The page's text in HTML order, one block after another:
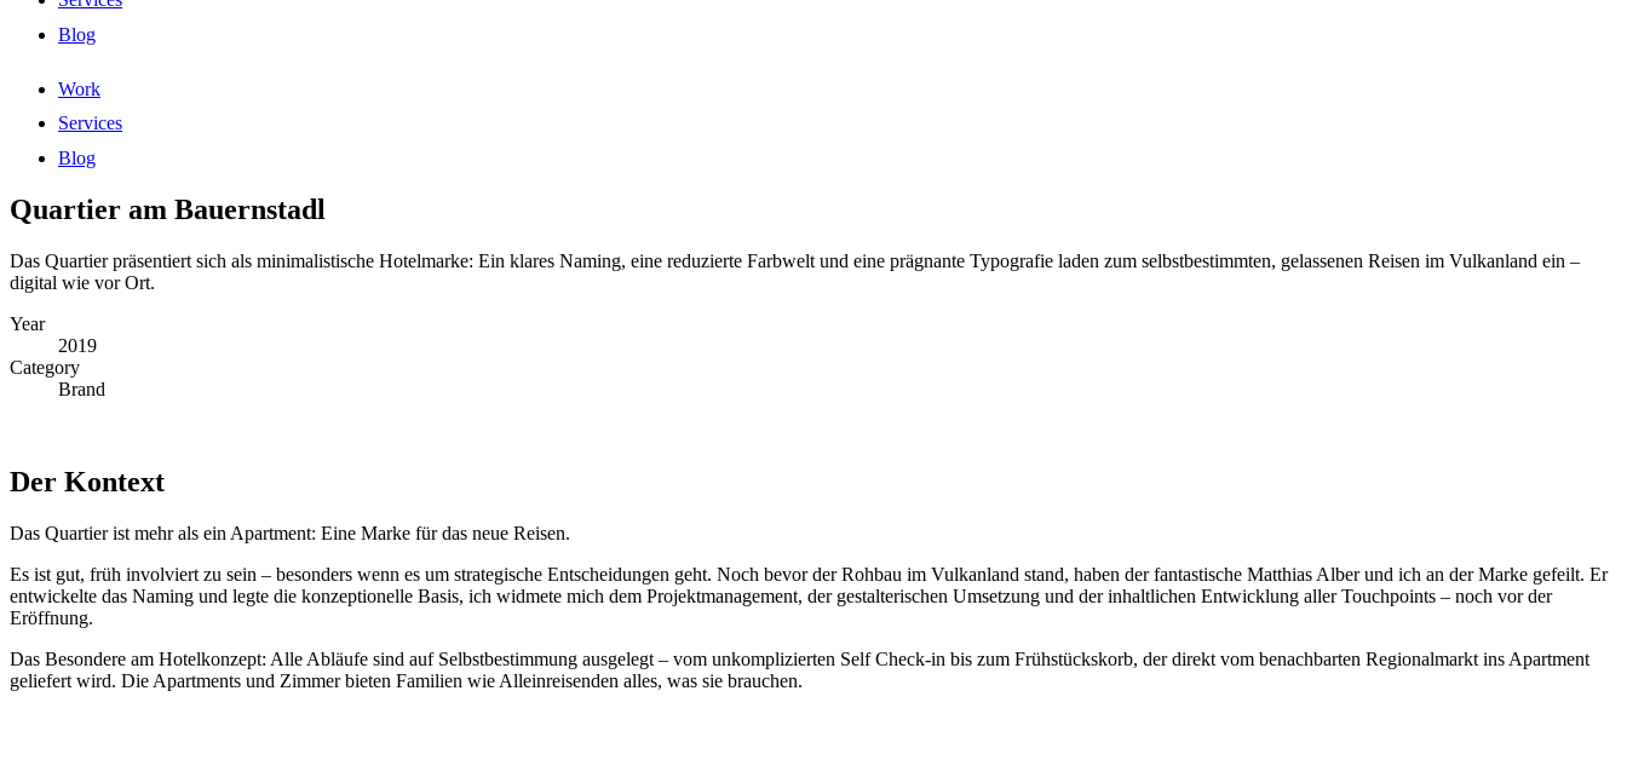
Blog
Work
Services
Blog
Quartier am Bauernstadl
Das Quartier präsentiert sich als minimalistische Hotelmarke: Ein klares Naming, eine reduzierte Farbwelt und eine prägnante Typografie laden zum selbstbestimmten, gelassenen Reisen im Vulkanland ein –
digital wie vor Ort.
Year
2019
Category
Brand
Der Kontext
Das Quartier ist mehr als ein Apartment: Eine Marke für das neue Reisen.
Es ist gut, früh involviert zu sein – besonders wenn es um strategische Entscheidungen geht. Noch bevor der Rohbau im Vulkanland stand, haben der fantastische Matthias Alber und ich an der Marke gefeilt. Er
entwickelte das Naming und legte die konzeptionelle Basis, ich widmete mich dem Projektmanagement, der gestalterischen Umsetzung und der inhaltlichen Entwicklung aller Touchpoints – noch vor der
Eröffnung.
Das Besondere am Hotelkonzept: Alle Abläufe sind auf Selbstbestimmung ausgelegt – vom unkomplizierten Self Check-in bis zum Frühstückskorb, der direkt vom benachbarten Regionalmarkt ins Apartment
geliefert wird. Die Apartments und Zimmer bieten Familien wie Alleinreisenden alles, was sie brauchen.